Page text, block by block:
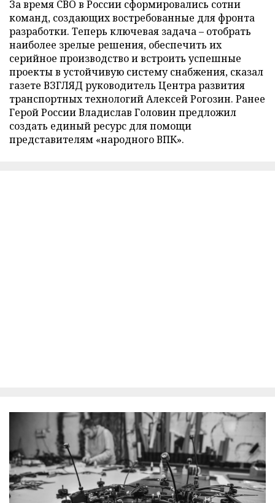
За время СВО в России сформировались сотни
команд, создающих востребованные для фронта
разработки. Теперь ключевая задача – отобрать
наиболее зрелые решения, обеспечить их
серийное производство и встроить успешные
проекты в устойчивую систему снабжения, сказал
газете ВЗГЛЯД руководитель Центра развития
транспортных технологий Алексей Рогозин. Ранее
Герой России Владислав Головин предложил
создать единый ресурс для помощи
представителям «народного ВПК».